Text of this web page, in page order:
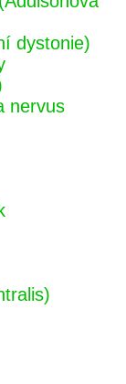
dystonie)
nervus